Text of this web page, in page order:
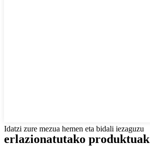
Idatzi zure mezua hemen eta bidali iezaguzu
erlazionatutako produktuak